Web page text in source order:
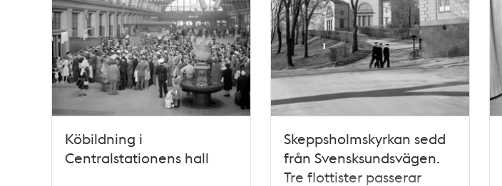
Köbildning i
Centralstationens hall
Skeppsholmskyrkan sedd
från Svensksundsvägen.
Tre flottister passerar